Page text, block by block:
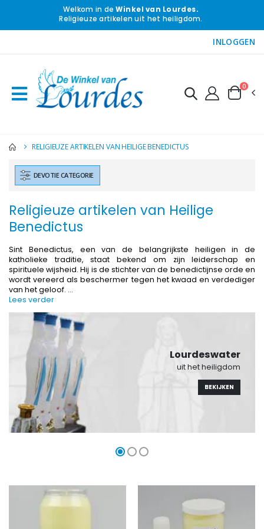
Welkom in deWinkel van Lourdes.
Religieuze artikelen uit het heiligdom.
INLOGGEN
0
RELIGIEUZE ARTIKELEN VAN HEILIGE BENEDICTUS
DEVOTIE CATEGORIE
Religieuze artikelen van Heilige
Benedictus
Sint Benedictus, een van de belangrijkste heiligen in de
katholieke traditie, staat bekend om zijn leiderschap en
spirituele wijsheid. Hij is de stichter van de benedictijnse orde en
wordt vereerd als beschermer tegen het kwaad en verdediger
van het geloof. ...
Lees verder
Lourdeswater
uit het heiligdom
BEKIJKEN
-10%
€15.00
€21.90
€12.90 €7.90